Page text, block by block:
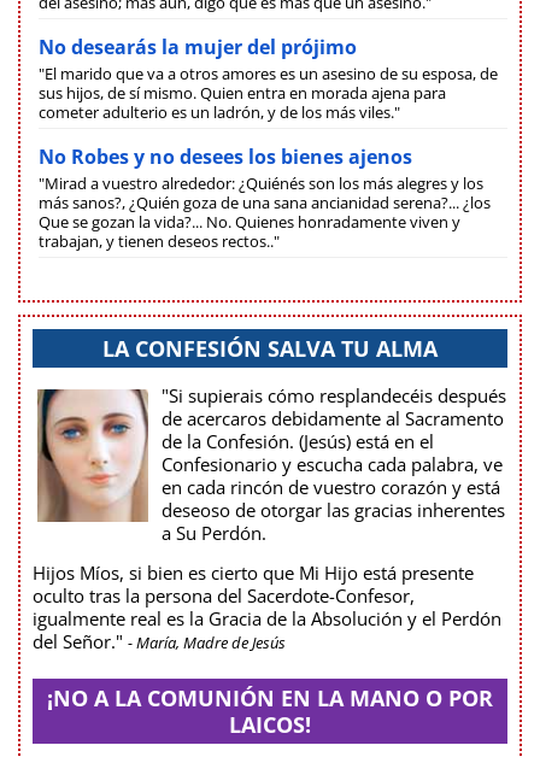
No desearás la mujer del prójimo
"El marido que va a otros amores es un asesino de su esposa, de
sus hijos, de sí mismo. Quien entra en morada ajena para
cometer adulterio es un ladrón, y de los más viles."
No Robes y no desees los bienes ajenos
"Mirad a vuestro alrededor: ¿Quiénés son los más alegres y los
más sanos?, ¿Quién goza de una sana ancianidad serena?... ¿los
Que se gozan la vida?... No. Quienes honradamente viven y
trabajan, y tienen deseos rectos.."
LA CONFESIÓN SALVA TU ALMA
"Si supierais cómo resplandecéis después
de acercaros debidamente al Sacramento
de la Confesión. (Jesús) está en el
Confesionario y escucha cada palabra, ve
en cada rincón de vuestro corazón y está
deseoso de otorgar las gracias inherentes
a Su Perdón.
Hijos Míos, si bien es cierto que Mi Hijo está presente
oculto tras la persona del Sacerdote-Confesor,
igualmente real es la Gracia de la Absolución y el Perdón
del Señor." - María, Madre de Jesús
¡NO A LA COMUNIÓN EN LA MANO O POR
LAICOS!